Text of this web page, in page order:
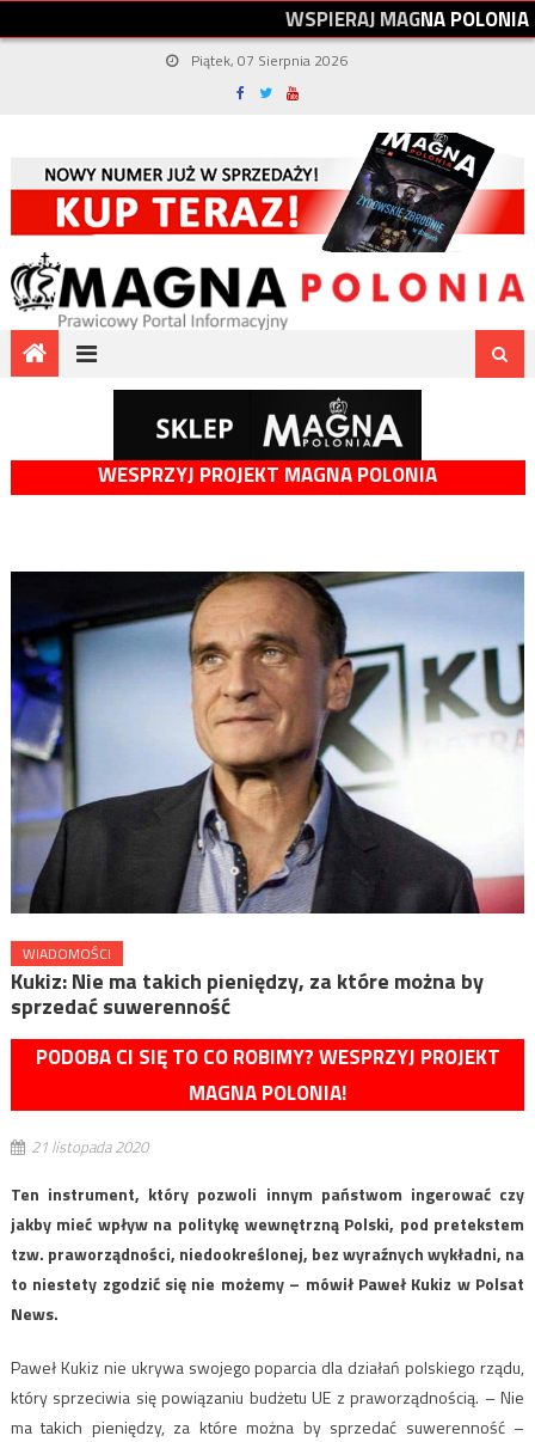
WSPIERAJMAGNAPOLONIA
Piątek, 07 Sierpnia 2026
WESPRZYJ PROJEKT MAGNA POLONIA
WIADOMOŚCI
Kukiz: Nie ma takich pieniędzy, za które można by
sprzedać suwerenność
PODOBA CI SIĘ TO CO ROBIMY? WESPRZYJ PROJEKT
MAGNA POLONIA!
21 listopada 2020
Ten instrument, który pozwoli innym państwom ingerować czy
jakby mieć wpływ na politykę wewnętrzną Polski, pod pretekstem
tzw. praworządności, niedookreślonej, bez wyraźnych wykładni, na
to niestety zgodzić się nie możemy – mówił Paweł Kukiz w Polsat
News.
Paweł Kukiz nie ukrywa swojego poparcia dla działań polskiego rządu,
który sprzeciwia się powiązaniu budżetu UE z praworządnością. – Nie
ma takich pieniędzy, za które można by sprzedać suwerenność –